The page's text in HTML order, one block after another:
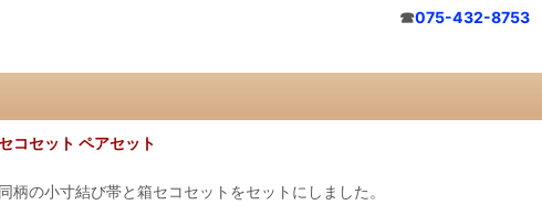
☎075-432-8753
セット ペアセット
の小寸結び帯と箱セコセットをセットにしました。